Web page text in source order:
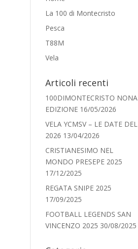
La 100 di Montecristo
Pesca
T88M
Vela
Articoli recenti
100DIMONTECRISTO NONA
EDIZIONE 16/05/2026
VELA YCMSV – LE DATE DEL
2026 13/04/2026
CRISTIANESIMO NEL
MONDO PRESEPE 2025
17/12/2025
REGATA SNIPE 2025
17/09/2025
FOOTBALL LEGENDS SAN
VINCENZO 2025 30/08/2025